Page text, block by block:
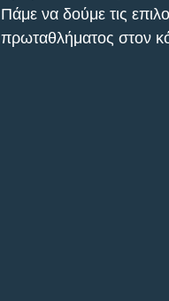
Πάμε να δούμε τις
πρωταθλήματος στον